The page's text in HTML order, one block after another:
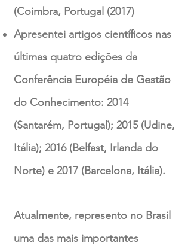
(Coimbra, Portugal (2017)
Apresentei artigos científicos nas
últimas quatro edições da
Conferência Européia de Gestão
do Conhecimento: 2014
(Santarém, Portugal); 2015 (Udine,
Itália); 2016 (Belfast, Irlanda do
Norte) e 2017 (Barcelona, Itália).
Atualmente, represento no Brasil
uma das mais importantes